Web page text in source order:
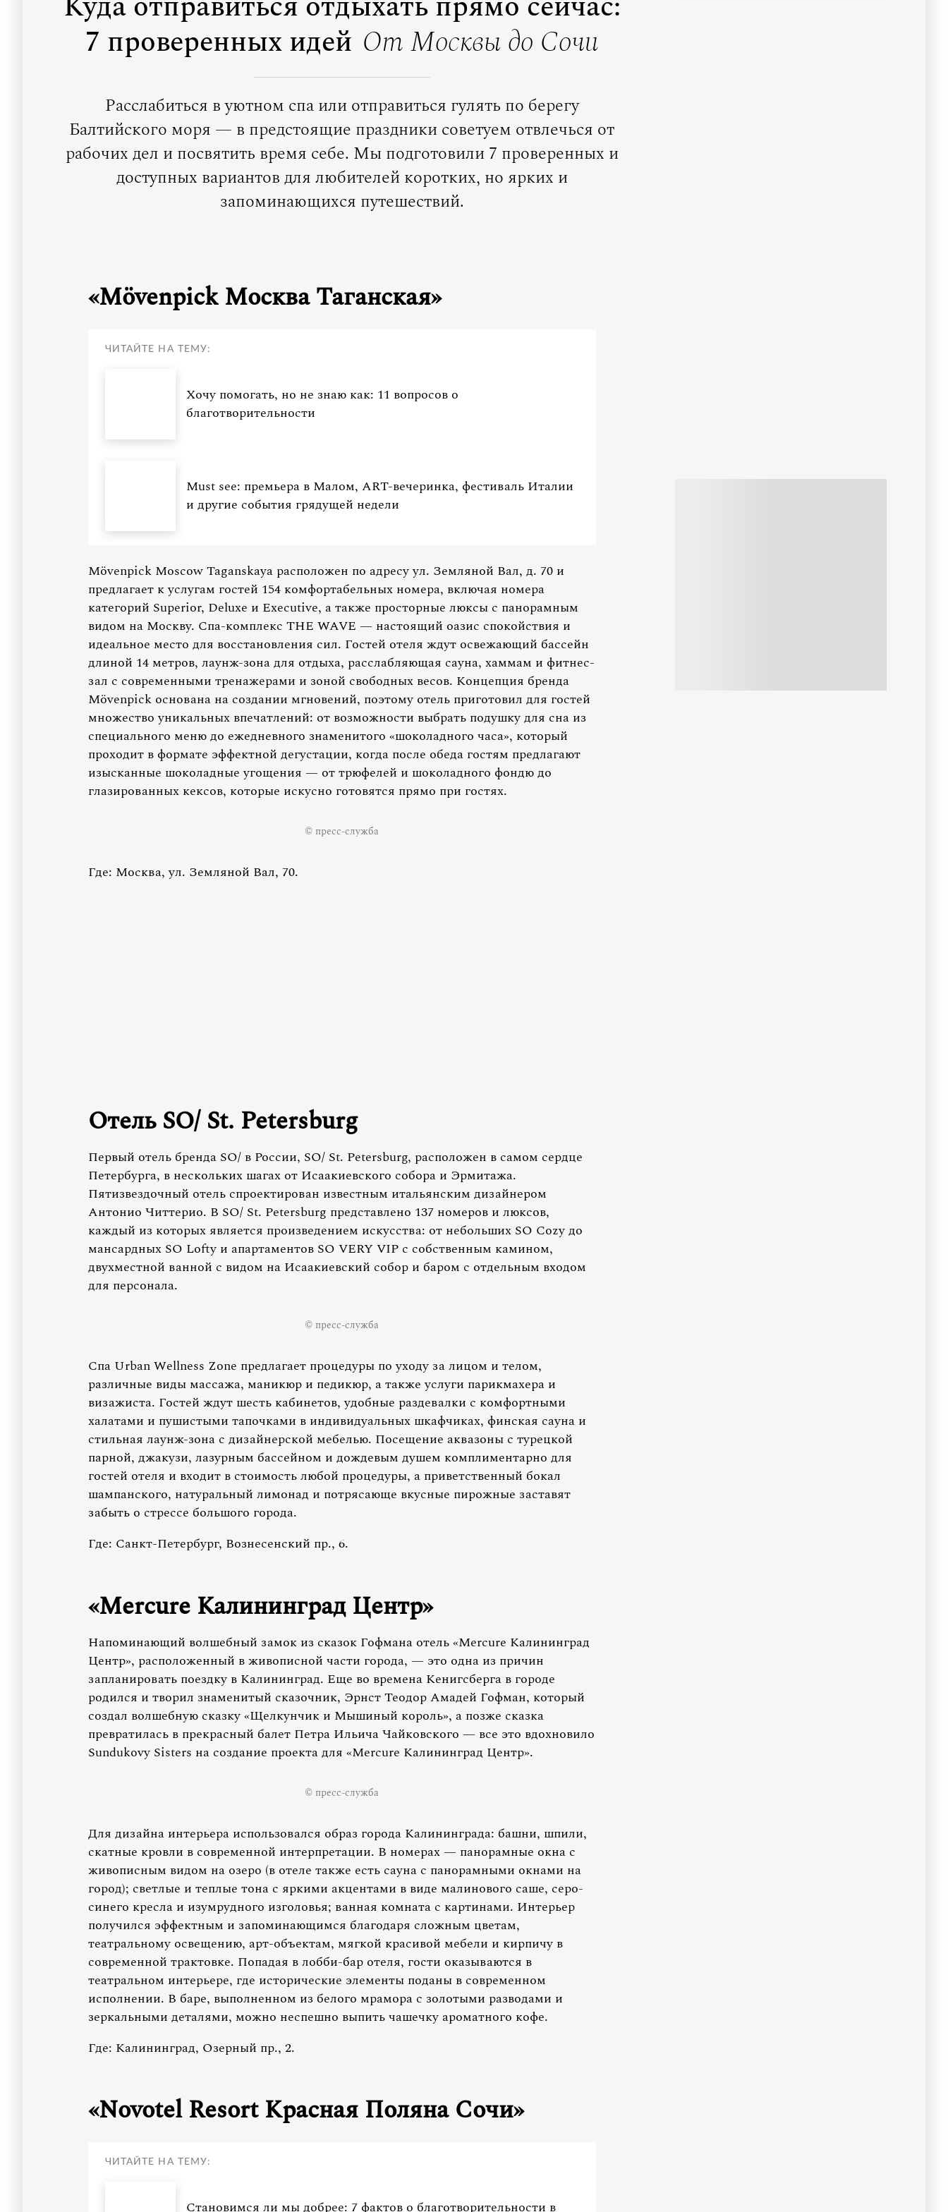
7 проверенных идей От Москвы до Сочи
Расслабиться в уютном спа или отправиться гулять по берегу
Балтийского моря — в предстоящие праздники советуем отвлечься от
рабочих дел и посвятить время себе. Мы подготовили 7 проверенных и
доступных вариантов для любителей коротких, но ярких и
запоминающихся путешествий.
«Mövenpick Москва Таганская»
ЧИТАЙТЕ НА ТЕМУ:
Хочу помогать, но не знаю как: 11 вопросов о
благотворительности
Must see: премьера в Малом, ART-вечеринка, фестиваль Италии
и другие события грядущей недели
Mövenpick Moscow Taganskaya расположен по адресу ул. Земляной Вал, д. 70 и
предлагает к услугам гостей 154 комфортабельных номера, включая номера
категорий Superior, Deluxe и Executive, а также просторные люксы с панорамным
видом на Москву. Спа-комплекс THE WAVE — настоящий оазис спокойствия и
идеальное место для восстановления сил. Гостей отеля ждут освежающий бассейн
длиной 14 метров, лаунж-зона для отдыха, расслабляющая сауна, хаммам и фитнес-
зал с современными тренажерами и зоной свободных весов. Концепция бренда
Mövenpick основана на создании мгновений, поэтому отель приготовил для гостей
множество уникальных впечатлений: от возможности выбрать подушку для сна из
специального меню до ежедневного знаменитого «шоколадного часа», который
проходит в формате эффектной дегустации, когда после обеда гостям предлагают
изысканные шоколадные угощения — от трюфелей и шоколадного фондю до
глазированных кексов, которые искусно готовятся прямо при гостях.
© пресс-служба
Где: Москва, ул. Земляной Вал, 70.
Отель SO/ St. Petersburg
Первый отель бренда SO/ в России, SO/ St. Petersburg, расположен в самом сердце
Петербурга, в нескольких шагах от Исаакиевского собора и Эрмитажа.
Пятизвездочный отель спроектирован известным итальянским дизайнером
Антонио Читтерио. В SO/ St. Petersburg представлено 137 номеров и люксов,
каждый из которых является произведением искусства: от небольших SO Cozy до
мансардных SO Lofty и апартаментов SO VERY VIP с собственным камином,
двухместной ванной с видом на Исаакиевский собор и баром с отдельным входом
для персонала.
© пресс-служба
Спа Urban Wellness Zone предлагает процедуры по уходу за лицом и телом,
различные виды массажа, маникюр и педикюр, а также услуги парикмахера и
визажиста. Гостей ждут шесть кабинетов, удобные раздевалки с комфортными
халатами и пушистыми тапочками в индивидуальных шкафчиках, финская сауна и
стильная лаунж-зона с дизайнерской мебелью. Посещение аквазоны с турецкой
парной, джакузи, лазурным бассейном и дождевым душем комплиментарно для
гостей отеля и входит в стоимость любой процедуры, а приветственный бокал
шампанского, натуральный лимонад и потрясающе вкусные пирожные заставят
забыть о стрессе большого города.
Где: Санкт-Петербург, Вознесенский пр., 6.
«Mercure Калининград Центр»
Напоминающий волшебный замок из сказок Гофмана отель «Mercure Калининград
Центр», расположенный в живописной части города, — это одна из причин
запланировать поездку в Калининград. Еще во времена Кенигсберга в городе
родился и творил знаменитый сказочник, Эрнст Теодор Амадей Гофман, который
создал волшебную сказку «Щелкунчик и Мышиный король», а позже сказка
превратилась в прекрасный балет Петра Ильича Чайковского — все это вдохновило
Sundukovy Sisters на создание проекта для «Mercure Калининград Центр».
© пресс-служба
Для дизайна интерьера использовался образ города Калининграда: башни, шпили,
скатные кровли в современной интерпретации. В номерах — панорамные окна с
живописным видом на озеро (в отеле также есть сауна с панорамными окнами на
город); светлые и теплые тона с яркими акцентами в виде малинового саше, серо-
синего кресла и изумрудного изголовья; ванная комната с картинами. Интерьер
получился эффектным и запоминающимся благодаря сложным цветам,
театральному освещению, арт-объектам, мягкой красивой мебели и кирпичу в
современной трактовке. Попадая в лобби-бар отеля, гости оказываются в
театральном интерьере, где исторические элементы поданы в современном
исполнении. В баре, выполненном из белого мрамора с золотыми разводами и
зеркальными деталями, можно неспешно выпить чашечку ароматного кофе.
Где: Калининград, Озерный пр., 2.
«Novotel Resort Красная Поляна Сочи»
ЧИТАЙТЕ НА ТЕМУ:
Становимся ли мы добрее: 7 фактов о благотворительности в